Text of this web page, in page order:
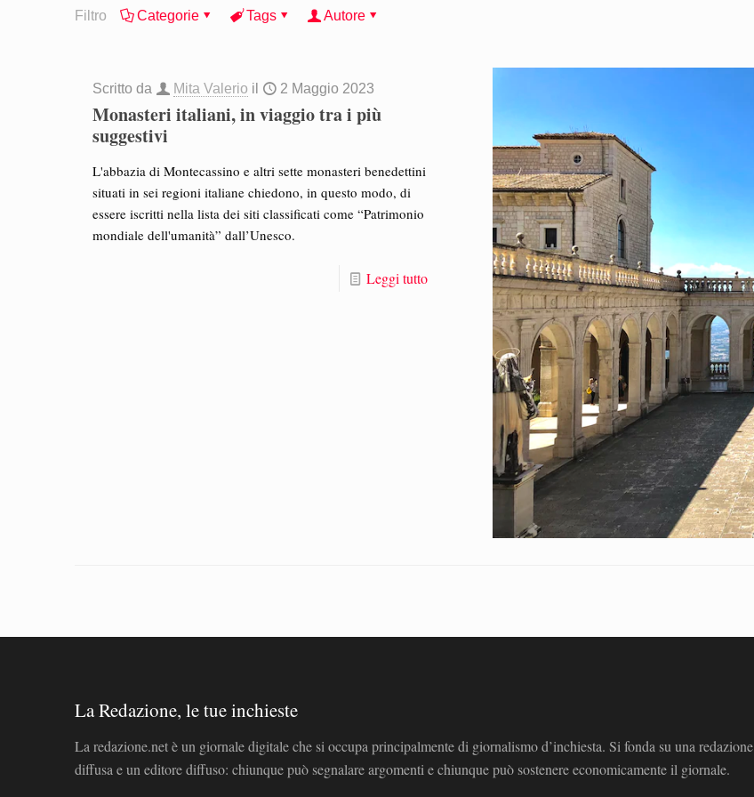
Filtro Categorie Tags Autore
Scritto da Mita Valerio il 2 Maggio 2023
Monasteri italiani, in viaggio tra i più
suggestivi
L'abbazia di Montecassino e altri sette monasteri benedettini
situati in sei regioni italiane chiedono, in questo modo, di
essere iscritti nella lista dei siti classificati come “Patrimonio
mondiale dell'umanità” dall’Unesco.
Leggi tutto
La Redazione, le tue inchieste
La redazione.net è un giornale digitale che si occupa principalmente di giornalismo d’inchiesta. Si fonda su una redazione
diffusa e un editore diffuso: chiunque può segnalare argomenti e chiunque può sostenere economicamente il giornale.